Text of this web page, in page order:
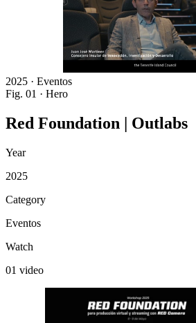
2025 · Eventos
Fig. 01 · Hero
Red Foundation | Outlabs
Year
2025
Category
Eventos
Watch
01 video